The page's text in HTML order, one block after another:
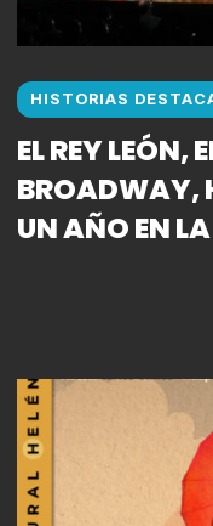
HISTORIAS
EL REY LEÓN,
BROADWAY,
UN AÑO EN